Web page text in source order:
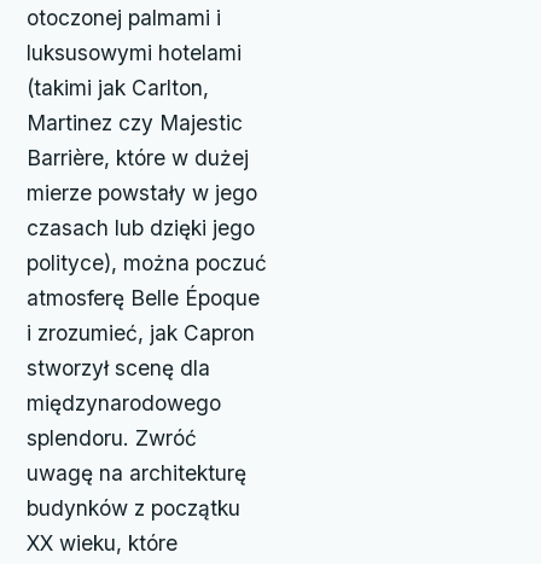
otoczonej palmami i
luksusowymi hotelami
(takimi jak Carlton,
Martinez czy Majestic
Barrière, które w dużej
mierze powstały w jego
czasach lub dzięki jego
polityce), można poczuć
atmosferę Belle Époque
i zrozumieć, jak Capron
stworzył scenę dla
międzynarodowego
splendoru. Zwróć
uwagę na architekturę
budynków z początku
XX wieku, które